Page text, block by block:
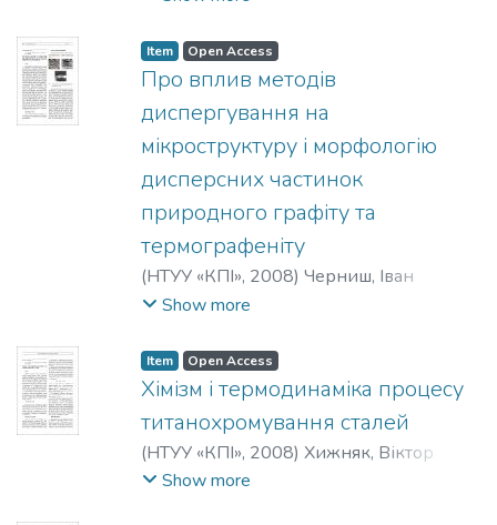
Item Open Access
Про вплив методів
диспергування на
мікроструктуру і морфологію
дисперсних частинок
природного графіту та
термографеніту
(НТУУ «КПІ», 2008) Черниш, Іван
Григорович;Нікітін, Юрій
Іванович;Лобода, Петро Іванович
Show more
Item Open Access
Хімізм і термодинаміка процесу
титанохромування сталей
(НТУУ «КПІ», 2008) Хижняк, Віктор
Гаврилович;Лоскутова, Тетяна
Show more